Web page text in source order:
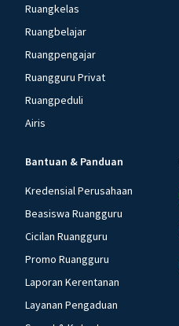
Ruangkelas
Ruangbelajar
Ruangpengajar
Ruangguru Privat
Ruangpeduli
Airis
Bantuan & Panduan
Kredensial Perusahaan
Beasiswa Ruangguru
Cicilan Ruangguru
Promo Ruangguru
Laporan Kerentanan
Layanan Pengaduan